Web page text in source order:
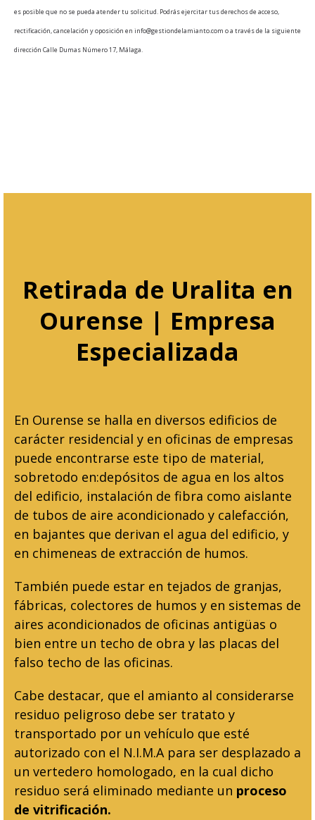
es posible que no se pueda atender tu solicitud. Podrás ejercitar tus derechos de acceso,
rectificación, cancelación y oposición en info@gestiondelamianto.com o a través de la siguiente
dirección Calle Dumas Número 17, Málaga.
Retirada de Uralita en
Ourense | Empresa
Especializada
En Ourense se halla en diversos edificios de
carácter residencial y en oficinas de empresas
puede encontrarse este tipo de material,
sobretodo en:depósitos de agua en los altos
del edificio, instalación de fibra como aislante
de tubos de aire acondicionado y calefacción,
en bajantes que derivan el agua del edificio, y
en chimeneas de extracción de humos.
También puede estar en tejados de granjas,
fábricas, colectores de humos y en sistemas de
aires acondicionados de oficinas antigüas o
bien entre un techo de obra y las placas del
falso techo de las oficinas.
Cabe destacar, que el amianto al considerarse
residuo peligroso debe ser tratato y
transportado por un vehículo que esté
autorizado con el N.I.M.A para ser desplazado a
un vertedero homologado, en la cual dicho
residuo será eliminado mediante un proceso
de vitrificación.